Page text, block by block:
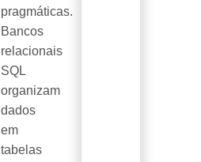
pragmáticas.
Bancos
relacionais
SQL
organizam
dados
em
tabelas